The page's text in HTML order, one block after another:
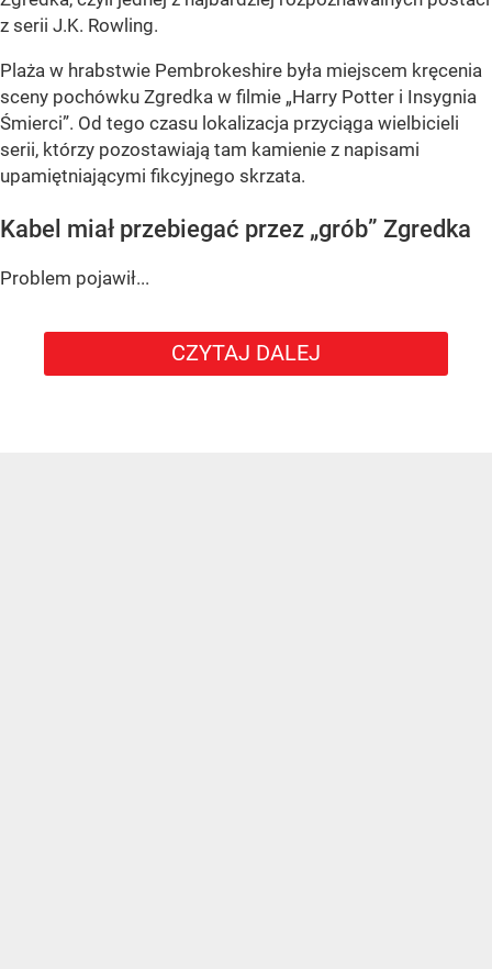
z serii J.K. Rowling.
Plaża w hrabstwie Pembrokeshire była miejscem kręcenia
sceny pochówku Zgredka w filmie „Harry Potter i Insygnia
Śmierci”. Od tego czasu lokalizacja przyciąga wielbicieli
serii, którzy pozostawiają tam kamienie z napisami
upamiętniającymi fikcyjnego skrzata.
Kabel miał przebiegać przez „grób” Zgredka
Problem pojawił...
CZYTAJ DALEJ